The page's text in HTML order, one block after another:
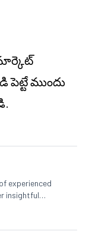
ముందు
experienced
insightful
economy,